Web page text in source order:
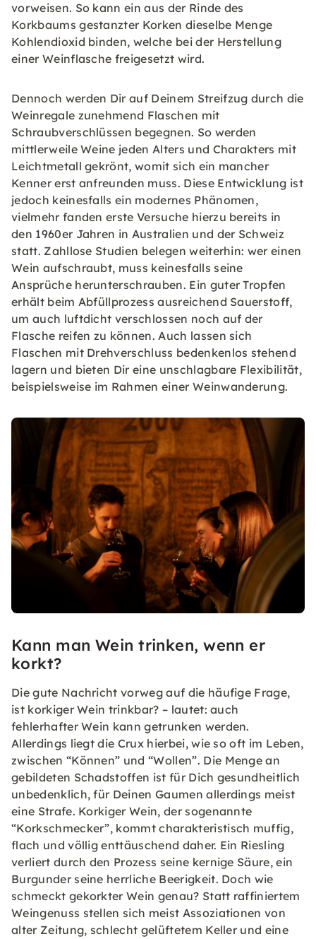
vorweisen. So kann ein aus der Rinde des
Korkbaums gestanzter Korken dieselbe Menge
Kohlendioxid binden, welche bei der Herstellung
einer Weinflasche freigesetzt wird.
Dennoch werden Dir auf Deinem Streifzug durch die
Weinregale zunehmend Flaschen mit
Schraubverschlüssen begegnen. So werden
mittlerweile Weine jeden Alters und Charakters mit
Leichtmetall gekrönt, womit sich ein mancher
Kenner erst anfreunden muss. Diese Entwicklung ist
jedoch keinesfalls ein modernes Phänomen,
vielmehr fanden erste Versuche hierzu bereits in
den 1960er Jahren in Australien und der Schweiz
statt. Zahllose Studien belegen weiterhin: wer einen
Wein aufschraubt, muss keinesfalls seine
Ansprüche herunterschrauben. Ein guter Tropfen
erhält beim Abfüllprozess ausreichend Sauerstoff,
um auch luftdicht verschlossen noch auf der
Flasche reifen zu können. Auch lassen sich
Flaschen mit Drehverschluss bedenkenlos stehend
lagern und bieten Dir eine unschlagbare Flexibilität,
beispielsweise im Rahmen einer Weinwanderung.
Kann man Wein trinken, wenn er
korkt?
Die gute Nachricht vorweg auf die häufige Frage,
ist korkiger Wein trinkbar? – lautet: auch
fehlerhafter Wein kann getrunken werden.
Allerdings liegt die Crux hierbei, wie so oft im Leben,
zwischen “Können” und “Wollen”. Die Menge an
gebildeten Schadstoffen ist für Dich gesundheitlich
unbedenklich, für Deinen Gaumen allerdings meist
eine Strafe. Korkiger Wein, der sogenannte
“Korkschmecker”, kommt charakteristisch muffig,
flach und völlig enttäuschend daher. Ein Riesling
verliert durch den Prozess seine kernige Säure, ein
Burgunder seine herrliche Beerigkeit. Doch wie
schmeckt gekorkter Wein genau? Statt raffiniertem
Weingenuss stellen sich meist Assoziationen von
alter Zeitung, schlecht gelüftetem Keller und eine